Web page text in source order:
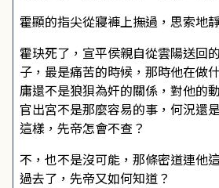
霍顯的指尖從寢褲上撫過，思索地
霍玦死了，宣平侯親自從雲陽送回
子，最是痛苦的時候，那時他在
庸還不是狼狽為奸的關係，對他的
官出宮不是那麼容易的事，何況還
這樣，先帝怎會不查？
不，也不是沒可能，那條密道連他
過去了，先帝又如何知道？